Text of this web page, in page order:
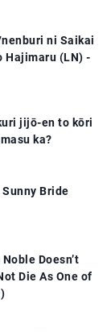
ni Saikai
Hajimaru (LN) -
jijō-en to kōri
ka?
Bride
Doesn’t
Die As One of